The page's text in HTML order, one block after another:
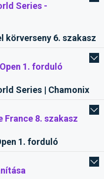
Series -
körverseny 6. szakasz
1. forduló
Series | Chamonix
France 8. szakasz
1. forduló